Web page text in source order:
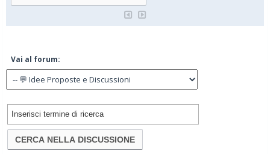
Vai al forum: